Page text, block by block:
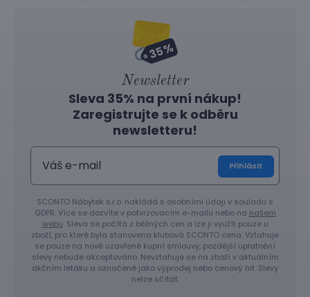
Newsletter
Sleva 35% na první nákup!
Zaregistrujte se k odběru
newsletteru!
Přihlásit
SCONTO Nábytek s.r.o. nakládá s osobními údaji v souladu s
GDPR. Více se dozvíte v potvrzovacím e-mailu nebo na našem
webu. Sleva se počítá z běžných cen a lze ji využít pouze u
zboží, pro které byla stanovena klubová SCONTO cena. Vztahuje
se pouze na nově uzavřené kupní smlouvy, pozdější uplatnění
slevy nebude akceptováno. Nevztahuje se na zboží v aktuálním
akčním letáku a označené jako výprodej nebo cenový hit. Slevy
nelze sčítat.